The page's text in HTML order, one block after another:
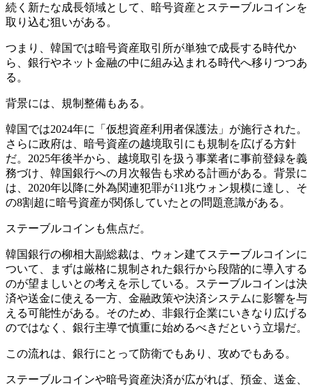
続く新たな成長領域として、暗号資産とステーブルコインを
取り込む狙いがある。
つまり、韓国では暗号資産取引所が単独で成長する時代か
ら、銀行やネット金融の中に組み込まれる時代へ移りつつあ
る。
背景には、規制整備もある。
韓国では2024年に「仮想資産利用者保護法」が施行された。
さらに政府は、暗号資産の越境取引にも規制を広げる方針
だ。2025年後半から、越境取引を扱う事業者に事前登録を義
務づけ、韓国銀行への月次報告も求める計画がある。背景に
は、2020年以降に外為関連犯罪が11兆ウォン規模に達し、そ
の8割超に暗号資産が関係していたとの問題意識がある。
ステーブルコインも焦点だ。
韓国銀行の柳相大副総裁は、ウォン建てステーブルコインに
ついて、まずは厳格に規制された銀行から段階的に導入する
のが望ましいとの考えを示している。ステーブルコインは決
済や送金に使える一方、金融政策や決済システムに影響を与
える可能性がある。そのため、非銀行企業にいきなり広げる
のではなく、銀行主導で慎重に始めるべきだという立場だ。
この流れは、銀行にとって防衛でもあり、攻めでもある。
ステーブルコインや暗号資産決済が広がれば、預金、送金、